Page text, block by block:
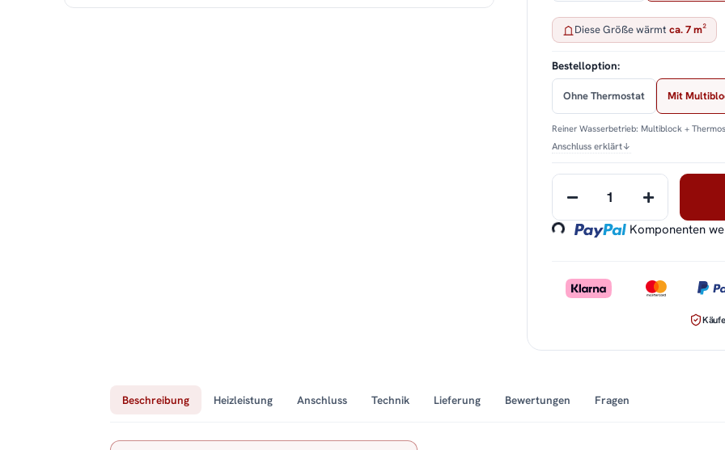
Diese Größe wärmtca. 7 m²
Bestelloption:
Ohne Thermostat Mit
Reiner Wasserbetrieb: Multiblock +
Anschluss erklärt↓
Loading... Komponenten
Beschreibung Heizleistung Anschluss Technik Lieferung Bewertungen Fragen